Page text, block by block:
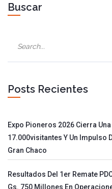
Buscar
Posts Recientes
Expo Pioneros 2026 Cierra
17.000visitantes Y Un Impulso
Gran Chaco
Resultados Del 1er Remate
Gs. 750 Millones En